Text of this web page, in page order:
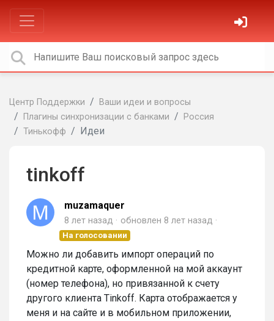
Центр Поддержки
Ваши идеи и вопросы
Плагины синхронизации с банками
Россия
Тинькофф
Идеи
tinkoff
muzamaquer
8 лет назад обновлен 8 лет назад
На голосовании
Можно ли добавить импорт операций по
кредитной карте, оформленной на мой аккаунт
(номер телефона), но привязанной к счету
другого клиента Tinkoff. Карта отображается у
меня и на сайте и в мобильном приложении,